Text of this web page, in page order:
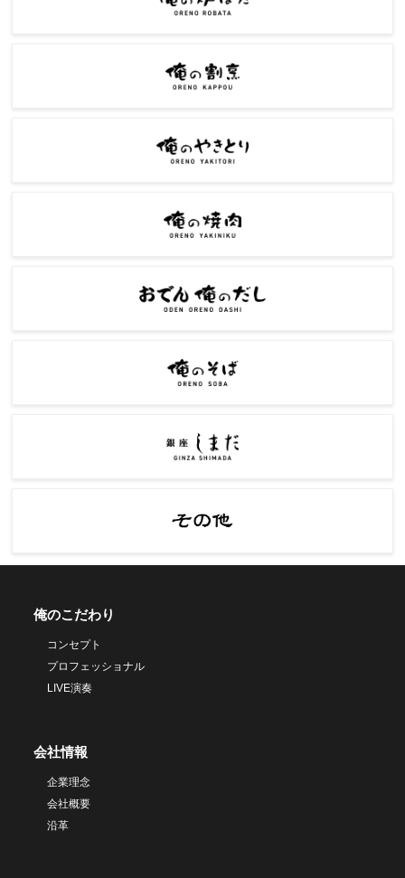
俺のこだわり
コンセプト
プロフェッショナル
LIVE演奏
会社情報
企業理念
会社概要
沿革